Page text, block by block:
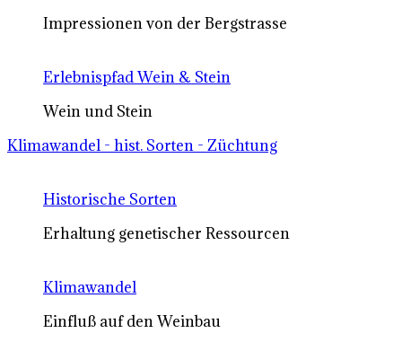
Impressionen von der Bergstrasse
Erlebnispfad Wein & Stein
Wein und Stein
Klimawandel - hist. Sorten - Züchtung
Historische Sorten
Erhaltung genetischer Ressourcen
Klimawandel
Einfluß auf den Weinbau